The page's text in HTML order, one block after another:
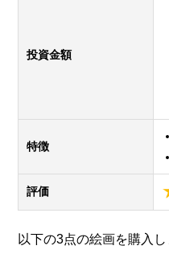
投資金額
特徴
評価
以下の3点の絵画を購入し